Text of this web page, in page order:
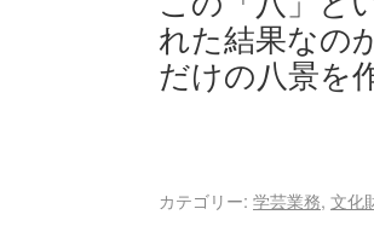
れた結果なの
だけの八景を
カテゴリー: 学芸業務, 文化